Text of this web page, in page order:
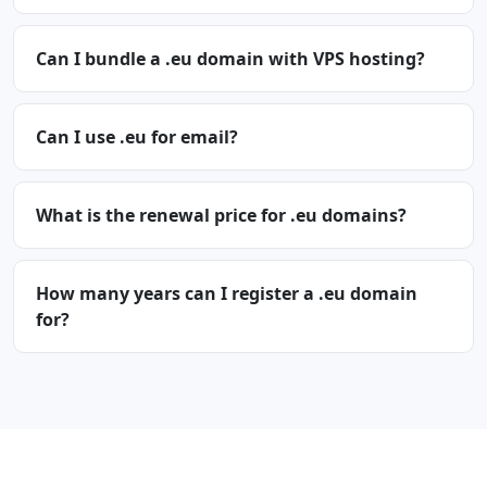
Can I bundle a .eu domain with VPS hosting?
Can I use .eu for email?
What is the renewal price for .eu domains?
How many years can I register a .eu domain
for?